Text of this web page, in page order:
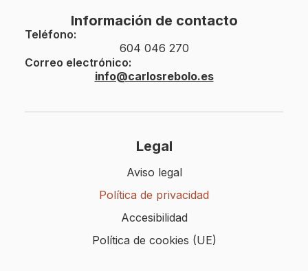
Información de contacto
Teléfono:
604 046 270
Correo electrónico:
info@carlosrebolo.es
Legal
Aviso legal
Política de privacidad
Accesibilidad
Política de cookies (UE)